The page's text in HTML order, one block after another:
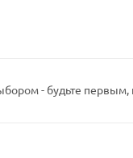
- будьте